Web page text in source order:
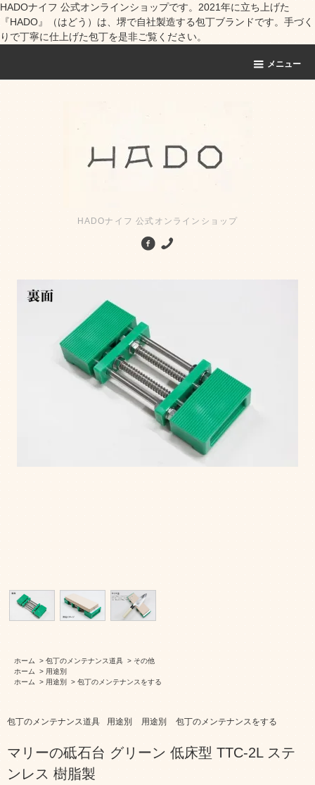
HADOナイフ 公式オンラインショップです。2021年に立ち上げた
『HADO』（はどう）は、堺で自社製造する包丁ブランドです。手づく
りで丁寧に仕上げた包丁を是非ご覧ください。
メニュー
HADOナイフ 公式オンラインショップ
ホーム > 包丁のメンテナンス道具 > その他
ホーム
> 用途別
ホーム
> 用途別 > 包丁のメンテナンスをする
包丁のメンテナンス道具 用途別 用途別 包丁のメンテナンスをする
マリーの砥石台 グリーン 低床型 TTC-2L ステ
ンレス 樹脂製